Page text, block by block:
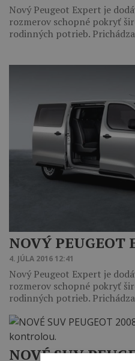
Nový Peugeot Expert je
rozmerov schopné pokryť
rodinných potrieb.
NOVÝ PEUGEOT
4. JÚLA 2016 12:41
Nový Peugeot Expert je
rozmerov schopné pokryť
rodinných potrieb.
NOVÉ SUV